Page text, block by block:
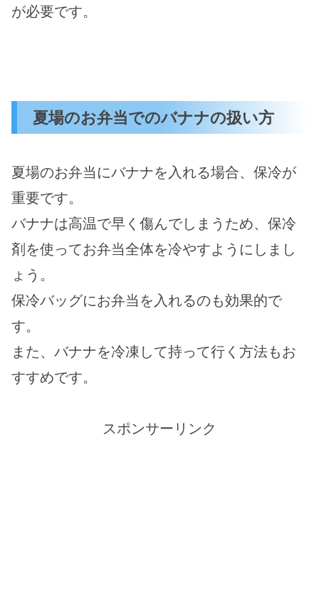
が必要です。
夏場のお弁当でのバナナの扱い方
夏場のお弁当にバナナを入れる場合、保冷が
重要です。
バナナは高温で早く傷んでしまうため、保冷
剤を使ってお弁当全体を冷やすようにしまし
ょう。
保冷バッグにお弁当を入れるのも効果的で
す。
また、バナナを冷凍して持って行く方法もお
すすめです。
スポンサーリンク